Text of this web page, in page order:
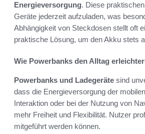
Energieversorgung. Diese
Geräte jederzeit aufzuladen, was
Abhängigkeit von Steckdosen stellt oft
praktische Lösung, um den Akku stets
Wie Powerbanks den Alltag
Powerbanks und Ladegeräte sind
dass die Energieversorgung der
Interaktion oder bei der Nutzung von
mehr Freiheit und Flexibilität. Nutzer
mitgeführt werden können.